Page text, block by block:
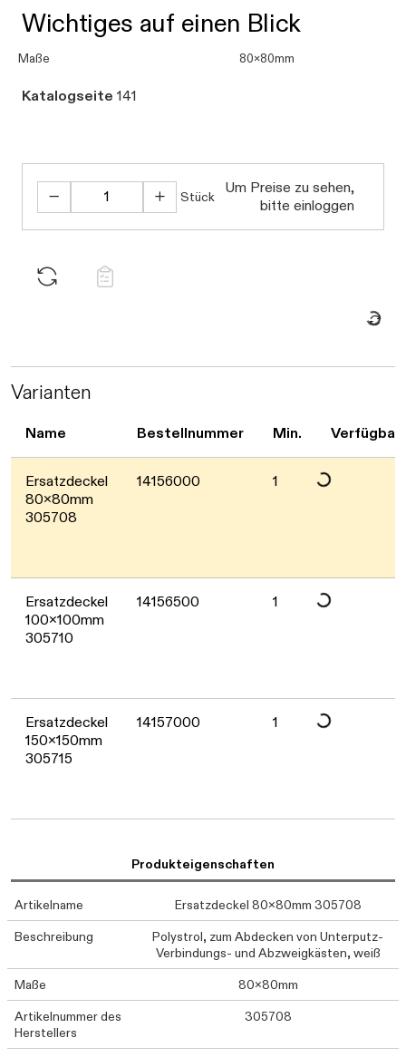
Wichtiges auf einen Blick
Maße 80x80mm
Katalogseite 141
Stück
Um Preise zu sehen,
bitte einloggen
Daten
Varianten
Name Bestellnummer Min.
Ersatzdeckel
80x80mm
305708
14156000 1 Daten werden geladen. Bitte warten...
Ersatzdeckel
100x100mm
305710
14156500 1 Daten werden geladen. Bitte warten...
Ersatzdeckel
150x150mm
305715
14157000 1 Daten werden geladen. Bitte warten...
Produkteigenschaften
Artikelname
Ersatzdeckel 80x80mm 305708
Beschreibung
Polystrol, zum Abdecken von Unterputz-
Verbindungs- und Abzweigkästen, weiß
Maße
80x80mm
Artikelnummer des
Herstellers
305708